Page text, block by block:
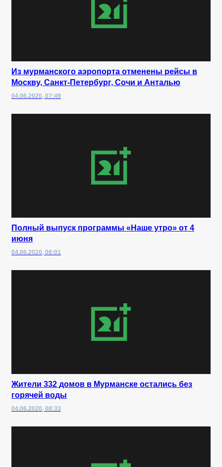
Из мурманского аэропорта отменены рейсы в
Москву, Санкт-Петербург, Сочи и Анталью
04.06.2020, 07:49
Полный выпуск программы «Наше утро» от 4
июня
04.06.2020, 08:01
Жители 332 домов в Мурманске остались без
горячей воды
04.06.2020, 08:33